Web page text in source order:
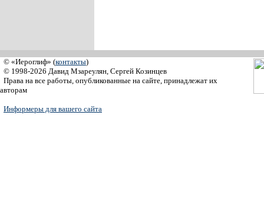
© «Иероглиф» (контакты)
© 1998-2026 Давид Мзареулян, Сергей Козинцев
Права на все работы, опубликованные на сайте, принадлежат их
авторам
Информеры для вашего сайта